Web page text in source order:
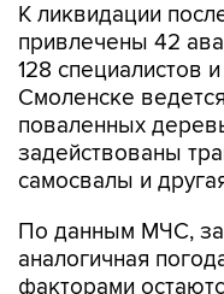
К ликвидации
привлечены 42
128 специалистов
Смоленске
поваленных
задействованы
самосвалы и
По данным МЧС,
аналогичная
факторами